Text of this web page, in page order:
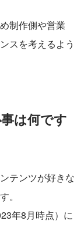
制作側や営業
スを考えるよう
は何です
テンツが好きな
。
年8月時点）に